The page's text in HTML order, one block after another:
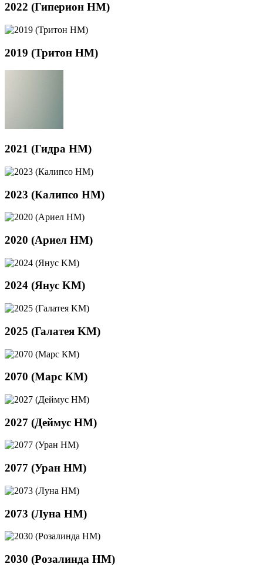
2022 (Гиперион HM)
2019 (Тритон HM)
2021 (Гидра HM)
2023 (Калипсо HM)
2020 (Ариел HM)
2024 (Янус KM)
2025 (Галатея KM)
2070 (Марс КМ)
2027 (Деймус HM)
2077 (Уран НМ)
2073 (Луна НМ)
2030 (Розалинда HM)